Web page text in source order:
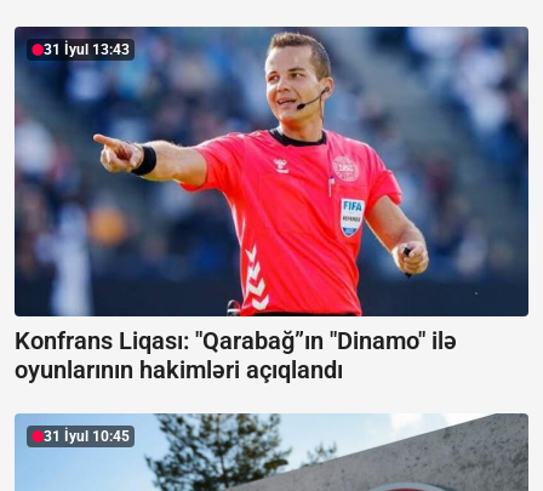
31 İyul 13:43
Konfrans Liqası: "Qarabağ”ın "Dinamo" ilə
oyunlarının hakimləri açıqlandı
31 İyul 10:45